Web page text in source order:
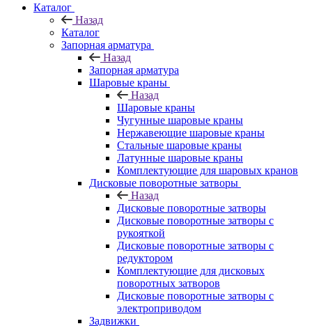
Каталог
Назад
Каталог
Запорная арматура
Назад
Запорная арматура
Шаровые краны
Назад
Шаровые краны
Чугунные шаровые краны
Нержавеющие шаровые краны
Стальные шаровые краны
Латунные шаровые краны
Комплектующие для шаровых кранов
Дисковые поворотные затворы
Назад
Дисковые поворотные затворы
Дисковые поворотные затворы с
рукояткой
Дисковые поворотные затворы с
редуктором
Комплектующие для дисковых
поворотных затворов
Дисковые поворотные затворы с
электроприводом
Задвижки